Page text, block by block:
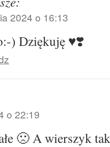
2024 o 16:13
) Dziękuję ♥️❣️
o 22:19
🙁 A wierszyk